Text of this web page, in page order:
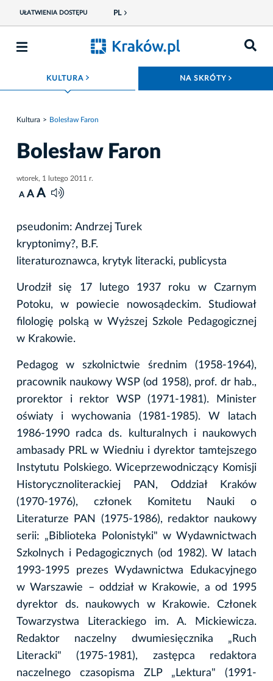
UŁATWIENIA DOSTĘPU PL
KULTURA ROZWIŃ MENU NA SKRÓTY
Kultura Bolesław Faron
Bolesław Faron
wtorek, 1 lutego 2011 r.
A A A
pseudonim: Andrzej Turek
kryptonimy?, B.F.
literaturoznawca, krytyk literacki, publicysta
Urodził się 17 lutego 1937 roku w Czarnym
Potoku, w powiecie nowosądeckim. Studiował
filologię polską w Wyższej Szkole Pedagogicznej
w Krakowie.
Pedagog w szkolnictwie średnim (1958-1964),
pracownik naukowy WSP (od 1958), prof. dr hab.,
prorektor i rektor WSP (1971-1981). Minister
oświaty i wychowania (1981-1985). W latach
1986-1990 radca ds. kulturalnych i naukowych
ambasady PRL w Wiedniu i dyrektor tamtejszego
Instytutu Polskiego. Wiceprzewodniczący Komisji
Historycznoliterackiej PAN, Oddział Kraków
(1970-1976), członek Komitetu Nauki o
Literaturze PAN (1975-1986), redaktor naukowy
serii: „Biblioteka Polonistyki" w Wydawnictwach
Szkolnych i Pedagogicznych (od 1982). W latach
1993-1995 prezes Wydawnictwa Edukacyjnego
w Warszawie – oddział w Krakowie, a od 1995
dyrektor ds. naukowych w Krakowie. Członek
Towarzystwa Literackiego im. A. Mickiewicza.
Redaktor naczelny dwumiesięcznika „Ruch
Literacki" (1975-1981), zastępca redaktora
naczelnego czasopisma ZLP „Lektura" (1991-